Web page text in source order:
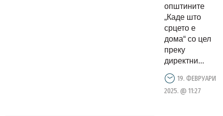
можност
да ги
слушнеме
реалните
потреби
на
граѓаните
општините
„Каде што
срцето е
дома“ со цел
преку
директни...
19. ФЕВРУАРИ
2025. @ 11:27